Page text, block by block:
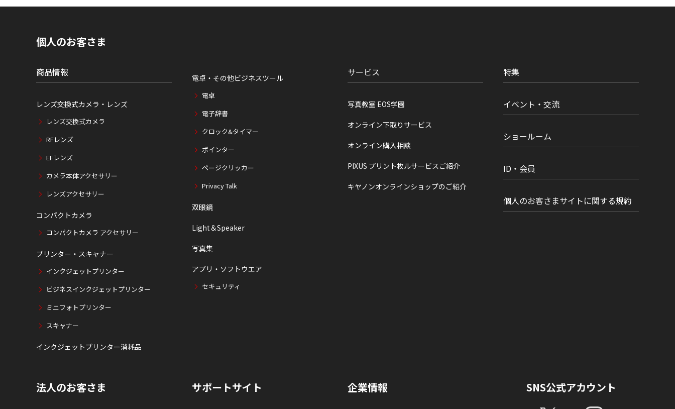
内
個人のお客さま
商品情報
レンズ交換式カメラ・レンズ
レンズ交換式カメラ
RFレンズ
EFレンズ
カメラ本体アクセサリー
レンズアクセサリー
コンパクトカメラ
コンパクトカメラ アクセサリー
プリンター・スキャナー
インクジェットプリンター
ビジネスインクジェットプリンター
ミニフォトプリンター
スキャナー
インクジェットプリンター消耗品
電卓・その他ビジネスツール
電卓
電子辞書
クロック&タイマー
ポインター
ページクリッカー
Privacy Talk
双眼鏡
Light＆Speaker
写真集
アプリ・ソフトウエア
セキュリティ
サービス
写真教室 EOS学園
オンライン下取りサービス
オンライン購入相談
PIXUS プリント枚ルサービスご紹介
キヤノンオンラインショップのご紹介
特集
イベント・交流
ショールーム
ID・会員
個人のお客さまサイトに関する規約
法人のお客さま サポートサイト 企業情報 SNS公式アカウント